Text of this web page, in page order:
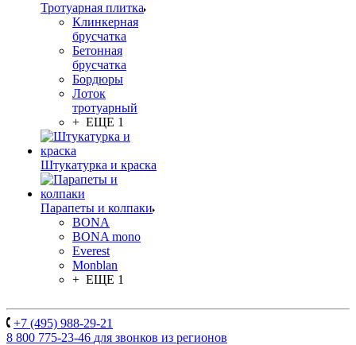
Тротуарная плитка
Клинкерная
брусчатка
Бетонная
брусчатка
Бордюры
Лоток
тротуарный
+ ЕЩЕ 1
Штукатурка и краска
Парапеты и колпаки
BONA
BONA mono
Everest
Monblan
+ ЕЩЕ 1
+7 (495) 988-29-21
8 800 775-23-46 для звонков из регионов